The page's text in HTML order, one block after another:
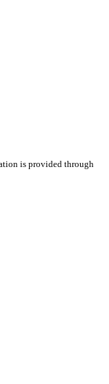
is provided through